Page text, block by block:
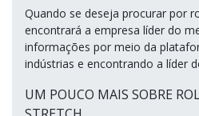
Quando se deseja procurar por
encontrará a empresa líder do
informações por meio da
indústrias e encontrando a líder
UM POUCO MAIS SOBRE